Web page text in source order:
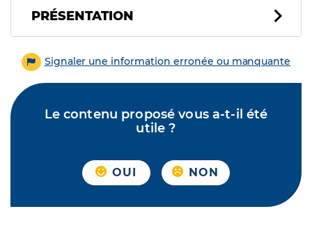
PRÉSENTATION
Signaler une information erronée ou manquante
Le contenu proposé vous a-t-il été
utile ?
OUI NON